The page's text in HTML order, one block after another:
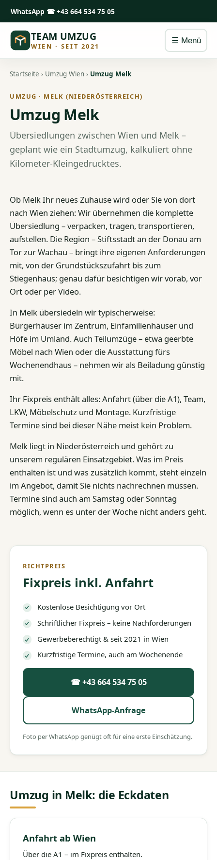
WhatsApp ☎ +43 664 534 75 05
TEAM UMZUG
WIEN · SEIT 2021
☰ Menü
Startseite › Umzug Wien › Umzug Melk
UMZUG · MELK (NIEDERÖSTERREICH)
Umzug Melk
Übersiedlungen zwischen Wien und Melk –
geplant wie ein Stadtumzug, kalkuliert ohne
Kilometer-Kleingedrucktes.
Ob Melk Ihr neues Zuhause wird oder Sie von dort
nach Wien ziehen: Wir übernehmen die komplette
Übersiedlung – verpacken, tragen, transportieren,
aufstellen. Die Region – Stiftsstadt an der Donau am
Tor zur Wachau – bringt ihre eigenen Anforderungen
mit, von der Grundstückszufahrt bis zum
Stiegenhaus; genau dafür besichtigen wir vorab, vor
Ort oder per Video.
In Melk übersiedeln wir typischerweise:
Bürgerhäuser im Zentrum, Einfamilienhäuser und
Höfe im Umland. Auch Teilumzüge – etwa geerbte
Möbel nach Wien oder die Ausstattung fürs
Wochenendhaus – nehmen wir als Beiladung günstig
mit.
Ihr Fixpreis enthält alles: Anfahrt (über die A1), Team,
LKW, Möbelschutz und Montage. Kurzfristige
Termine sind bei dieser Nähe meist kein Problem.
Melk liegt in Niederösterreich und gehört zu
unserem regulären Einsatzgebiet. Was im Preis
enthalten ist und was zusätzlich kommt, steht einzeln
im Angebot, damit Sie nichts nachrechnen müssen.
Termine sind auch am Samstag oder Sonntag
möglich, wenn es unter der Woche nicht anders geht.
RICHTPREIS
Fixpreis inkl. Anfahrt
Kostenlose Besichtigung vor Ort
Schriftlicher Fixpreis – keine Nachforderungen
Gewerbeberechtigt & seit 2021 in Wien
Kurzfristige Termine, auch am Wochenende
☎ +43 664 534 75 05
WhatsApp-Anfrage
Foto per WhatsApp genügt oft für eine erste Einschätzung.
Umzug in Melk: die Eckdaten
Anfahrt ab Wien
Über die A1 – im Fixpreis enthalten.